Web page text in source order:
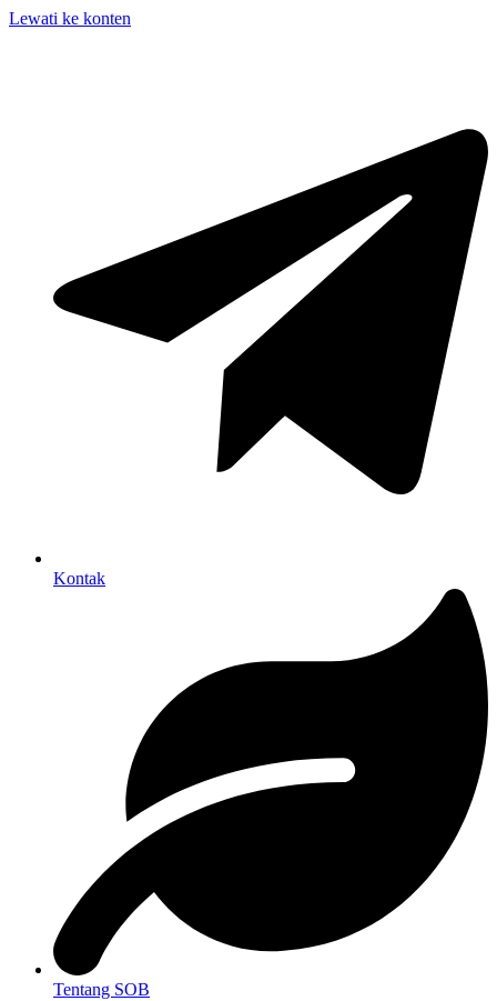
Lewati ke konten
Kontak
Tentang SOB